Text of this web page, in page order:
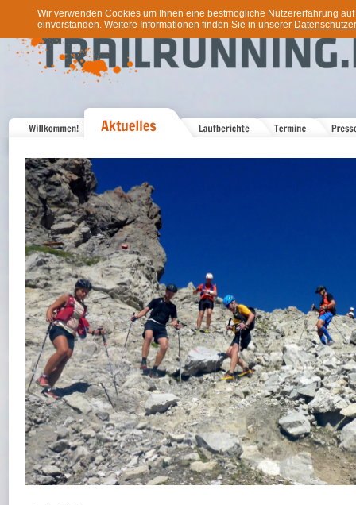
Wir verwenden Cookies um Ihnen eine bestmögliche Nutzererfahrung
einverstanden. Weitere Informationen finden Sie in unserer